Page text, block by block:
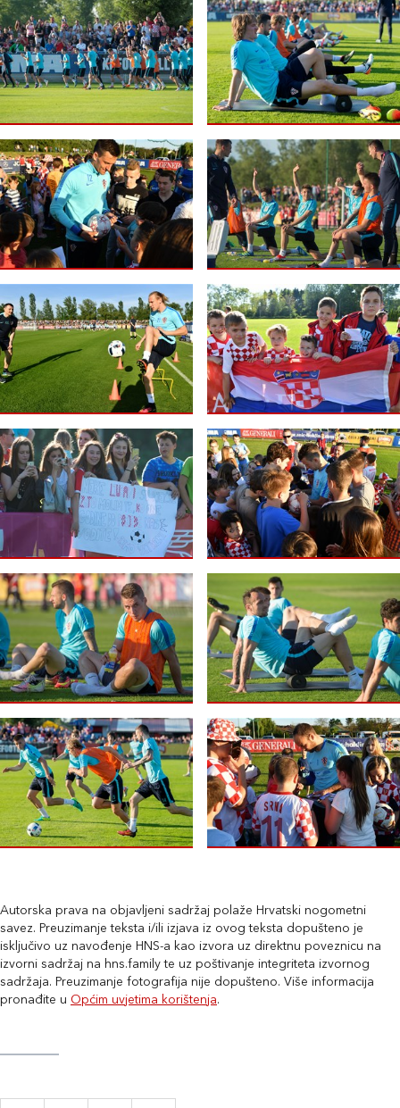
Autorska prava na objavljeni sadržaj polaže Hrvatski nogometni
savez. Preuzimanje teksta i/ili izjava iz ovog teksta dopušteno je
isključivo uz navođenje HNS-a kao izvora uz direktnu poveznicu na
izvorni sadržaj na hns.family te uz poštivanje integriteta izvornog
sadržaja. Preuzimanje fotografija nije dopušteno. Više informacija
pronađite u Općim uvjetima korištenja.